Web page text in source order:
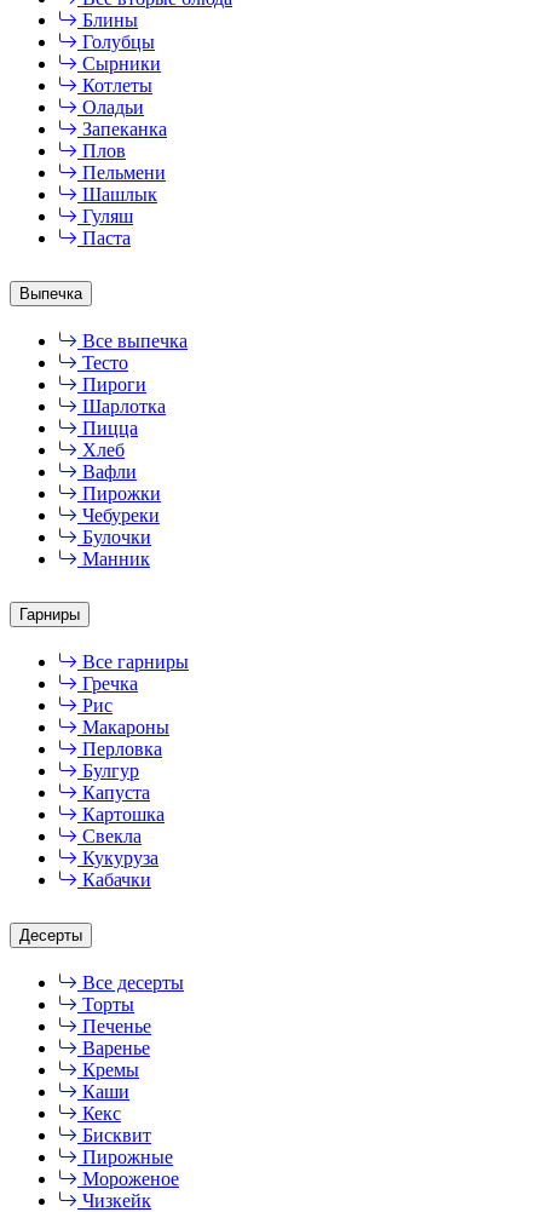
Блины
Голубцы
Сырники
Котлеты
Оладьи
Запеканка
Плов
Пельмени
Шашлык
Гуляш
Паста
Выпечка
Все выпечка
Тесто
Пироги
Шарлотка
Пицца
Хлеб
Вафли
Пирожки
Чебуреки
Булочки
Манник
Гарниры
Все гарниры
Гречка
Рис
Макароны
Перловка
Булгур
Капуста
Картошка
Свекла
Кукуруза
Кабачки
Десерты
Все десерты
Торты
Печенье
Варенье
Кремы
Каши
Кекс
Бисквит
Пирожные
Мороженое
Чизкейк